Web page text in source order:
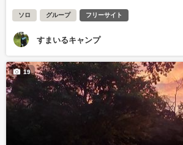
ソロ グループ フリーサイト
すまいるキャンプ
19